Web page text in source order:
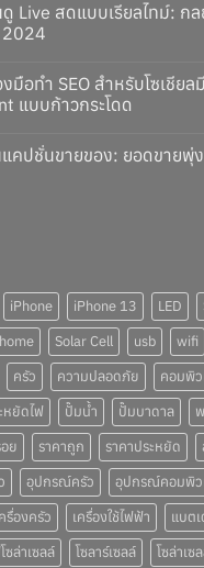
Live สดแบบเรียลไทม์: กล
มือทำ SEO สำหรับโซเชีย
แบบก้าวกระโดด
แคปชั่นขายของ: ยอดขายพุ่
iPhone iPhone 13 LED
Solar Cell usb wifi
ครัว ความปลอดภัย คอมพิว
หยัดไฟ ปั๊มน้ำ ปั๊มบาดาล
ย ราคาถูก ราคาประหยัด
อุปกรณ์ครัว
อุปกรณ์คอมพิว
รื่องครัว เครื่องใช้ไฟฟ้า
แบต
ซล่าเซลล์ โซลาร์เซลล์ โซล่าเซ